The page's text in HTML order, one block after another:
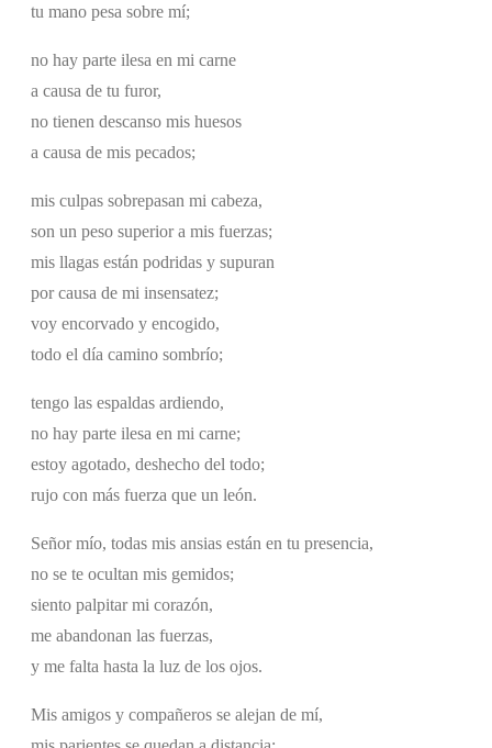
tu mano pesa sobre mí;
no hay parte ilesa en mi carne
a causa de tu furor,
no tienen descanso mis huesos
a causa de mis pecados;
mis culpas sobrepasan mi cabeza,
son un peso superior a mis fuerzas;
mis llagas están podridas y supuran
por causa de mi insensatez;
voy encorvado y encogido,
todo el día camino sombrío;
tengo las espaldas ardiendo,
no hay parte ilesa en mi carne;
estoy agotado, deshecho del todo;
rujo con más fuerza que un león.
Señor mío, todas mis ansias están en tu presencia,
no se te ocultan mis gemidos;
siento palpitar mi corazón,
me abandonan las fuerzas,
y me falta hasta la luz de los ojos.
Mis amigos y compañeros se alejan de mí,